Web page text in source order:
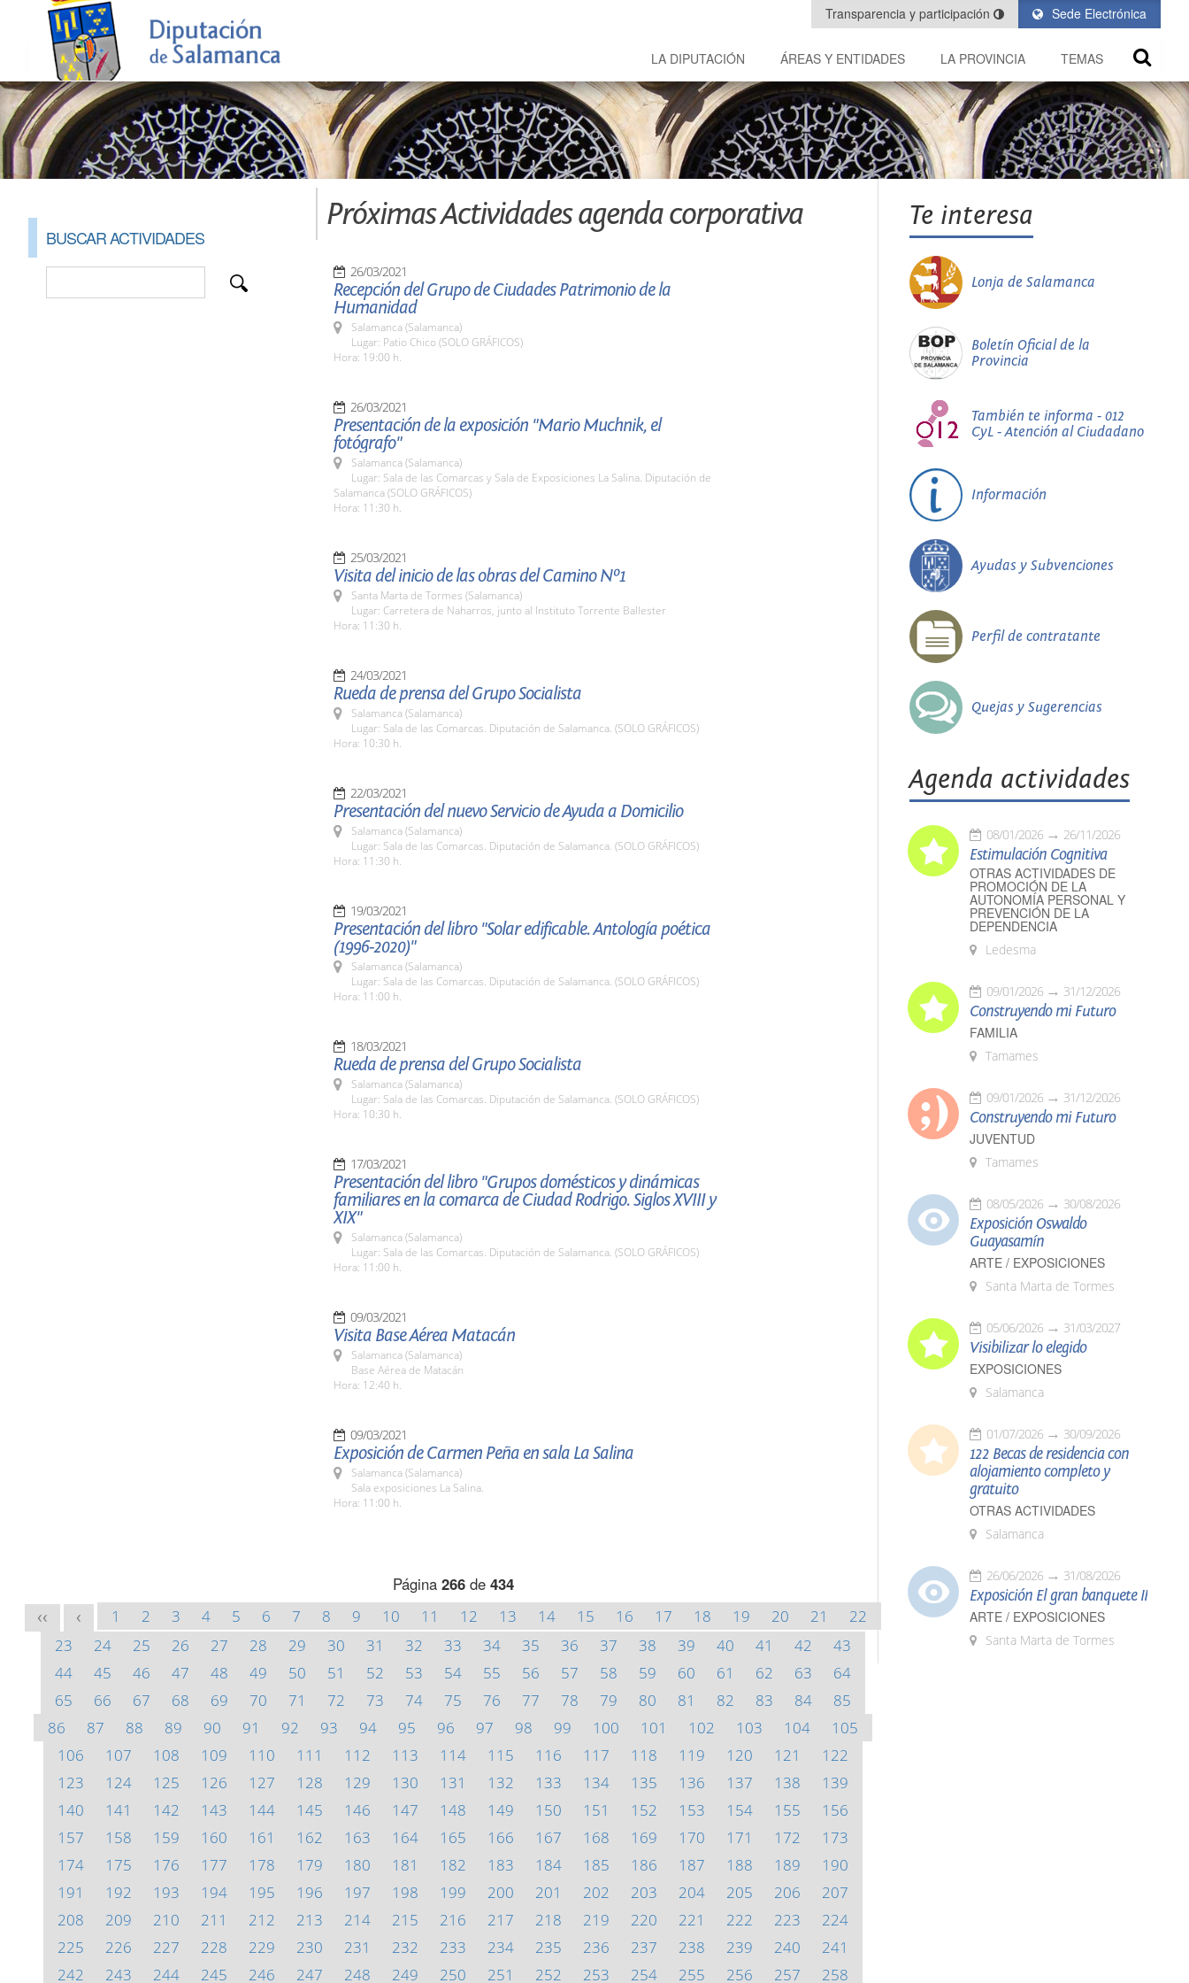
Sede Electrónica
Transparencia y participación
LA DIPUTACIÓN ÁREAS Y ENTIDADES LA PROVINCIA TEMAS
BUSCAR ACTIVIDADES
Próximas Actividades agenda corporativa
26/03/2021
Recepción del Grupo de Ciudades Patrimonio de la
Humanidad
Salamanca (Salamanca)
Lugar: Patio Chico (SOLO GRÁFICOS)
Hora: 19:00 h.
26/03/2021
Presentación de la exposición "Mario Muchnik, el
fotógrafo"
Salamanca (Salamanca)
Lugar: Sala de las Comarcas y Sala de Exposiciones La Salina. Diputación de
Salamanca (SOLO GRÁFICOS)
Hora: 11:30 h.
25/03/2021
Visita del inicio de las obras del Camino Nº1
Santa Marta de Tormes (Salamanca)
Lugar: Carretera de Naharros, junto al Instituto Torrente Ballester
Hora: 11:30 h.
24/03/2021
Rueda de prensa del Grupo Socialista
Salamanca (Salamanca)
Lugar: Sala de las Comarcas. Diputación de Salamanca. (SOLO GRÁFICOS)
Hora: 10:30 h.
22/03/2021
Presentación del nuevo Servicio de Ayuda a Domicilio
Salamanca (Salamanca)
Lugar: Sala de las Comarcas. Diputación de Salamanca. (SOLO GRÁFICOS)
Hora: 11:30 h.
19/03/2021
Presentación del libro "Solar edificable. Antología poética
(1996-2020)"
Salamanca (Salamanca)
Lugar: Sala de las Comarcas. Diputación de Salamanca. (SOLO GRÁFICOS)
Hora: 11:00 h.
18/03/2021
Rueda de prensa del Grupo Socialista
Salamanca (Salamanca)
Lugar: Sala de las Comarcas. Diputación de Salamanca. (SOLO GRÁFICOS)
Hora: 10:30 h.
17/03/2021
Presentación del libro "Grupos domésticos y dinámicas
familiares en la comarca de Ciudad Rodrigo. Siglos XVIII y
XIX"
Salamanca (Salamanca)
Lugar: Sala de las Comarcas. Diputación de Salamanca. (SOLO GRÁFICOS)
Hora: 11:00 h.
09/03/2021
Visita Base Aérea Matacán
Salamanca (Salamanca)
Base Aérea de Matacán
Hora: 12:40 h.
09/03/2021
Exposición de Carmen Peña en sala La Salina
Salamanca (Salamanca)
Sala exposiciones La Salina.
Hora: 11:00 h.
Página 266de 434
<< < 1 2 3 4 5 6 7 8 9 10 11 12 13 14 15 16 17 18 19 20 21
22
23
24 25 26 27 28 29 30 31 32 33 34 35 36 37 38 39 40 41 42
43
44
45 46 47 48 49 50 51 52 53 54 55 56 57 58 59 60 61 62 63
64
65
66 67 68 69 70 71 72 73 74 75 76 77 78 79 80 81 82 83 84
85
86
87 88 89 90 91 92 93 94 95 96 97 98 99 100 101 102 103 104
105
106
107 108 109 110 111 112 113 114 115 116 117 118 119 120 121
122
123
124 125 126 127 128 129 130 131 132 133 134 135 136 137 138
139
140
141 142 143 144 145 146 147 148 149 150 151 152 153 154 155
156
157
158 159 160 161 162 163 164 165 166 167 168 169 170 171 172
173
174
175 176 177 178 179 180 181 182 183 184 185 186 187 188 189
190
191
192 193 194 195 196 197 198 199 200 201 202 203 204 205 206
207
208
209 210 211 212 213 214 215 216 217 218 219 220 221 222 223
224
225
226 227 228 229 230 231 232 233 234 235 236 237 238 239 240
241
242
243 244 245 246 247 248 249 250 251 252 253 254 255 256 257 258
Te interesa
Lonja de Salamanca
Boletín Oficial de la
Provincia
También te informa - 012
CyL - Atención al Ciudadano
Información
Ayudas y Subvenciones
Perfil de contratante
Quejas y Sugerencias
Agenda actividades
08/01/2026 26/11/2026
Estimulación Cognitiva
OTRAS ACTIVIDADES DE
PROMOCIÓN DE LA
AUTONOMÍA PERSONAL Y
PREVENCIÓN DE LA
DEPENDENCIA
Ledesma
09/01/2026 31/12/2026
Construyendo mi Futuro
FAMILIA
Tamames
09/01/2026 31/12/2026
Construyendo mi Futuro
JUVENTUD
Tamames
08/05/2026 30/08/2026
Exposición Oswaldo
Guayasamín
ARTE / EXPOSICIONES
Santa Marta de Tormes
05/06/2026 31/03/2027
Visibilizar lo elegido
EXPOSICIONES
Salamanca
01/07/2026 30/09/2026
122 Becas de residencia con
alojamiento completo y
gratuito
OTRAS ACTIVIDADES
Salamanca
26/06/2026 31/08/2026
Exposición El gran banquete II
ARTE / EXPOSICIONES
Santa Marta de Tormes